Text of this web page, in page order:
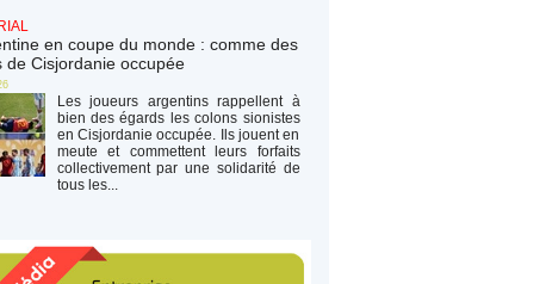
en coupe du monde : comme des
de Cisjordanie occupée
Les joueurs argentins rappellent à
bien des égards les colons sionistes
en Cisjordanie occupée. Ils jouent en
meute et commettent leurs forfaits
collectivement par une solidarité de
tous les...